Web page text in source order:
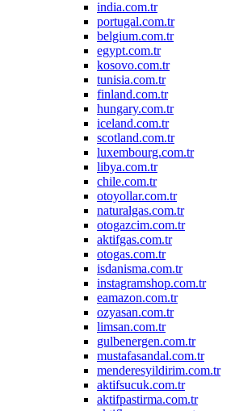
india.com.tr
portugal.com.tr
belgium.com.tr
egypt.com.tr
kosovo.com.tr
tunisia.com.tr
finland.com.tr
hungary.com.tr
iceland.com.tr
scotland.com.tr
luxembourg.com.tr
libya.com.tr
chile.com.tr
otoyollar.com.tr
naturalgas.com.tr
otogazcim.com.tr
aktifgas.com.tr
otogas.com.tr
isdanisma.com.tr
instagramshop.com.tr
eamazon.com.tr
ozyasan.com.tr
limsan.com.tr
gulbenergen.com.tr
mustafasandal.com.tr
menderesyildirim.com.tr
aktifsucuk.com.tr
aktifpastirma.com.tr